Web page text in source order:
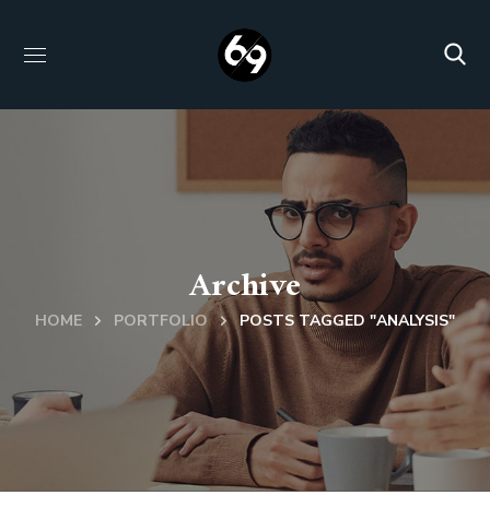
Archive
HOME PORTFOLIO POSTS TAGGED "ANALYSIS"